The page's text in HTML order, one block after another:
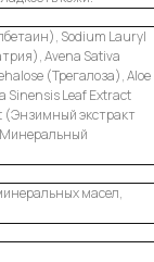
Sodium Lauryl
Avena Sativa
(Трегалоза), Aloe
Sinensis Leaf Extract
(Энзимный экстракт
масел,